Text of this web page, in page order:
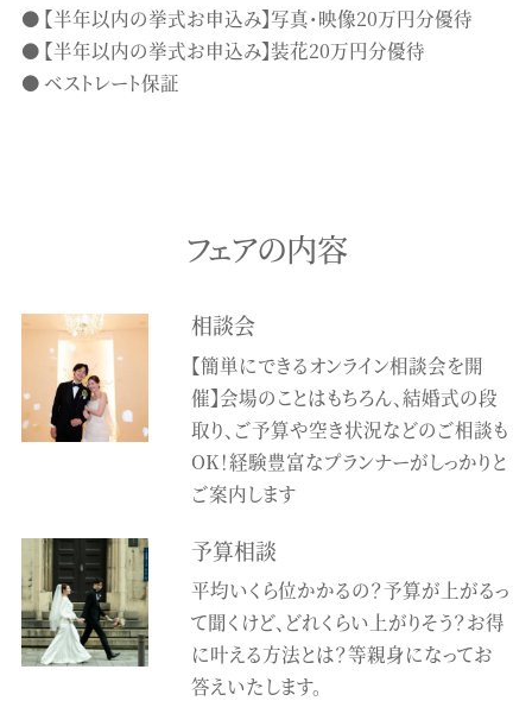
【半年以内の挙式お申込み】写真・映像20万円分優待
【半年以内の挙式お申込み】装花20万円分優待
ベストレート保証
フェアの内容
相談会
【簡単にできるオンライン相談会を開
催】会場のことはもちろん、結婚式の段
取り、ご予算や空き状況などのご相談も
OK！経験豊富なプランナーがしっかりと
ご案内します
予算相談
平均いくら位かかるの？予算が上がるっ
て聞くけど、どれくらい上がりそう？お得
に叶える方法とは？等親身になってお
答えいたします。